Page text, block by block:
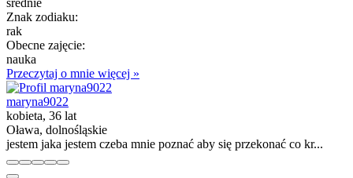
Znak zodiaku:
rak
Obecne zajęcie:
nauka
Przeczytaj o mnie więcej »
maryna9022
kobieta, 36 lat
Oława, dolnośląskie
jestem jaka jestem czeba mnie poznać aby się przekonać co kr...